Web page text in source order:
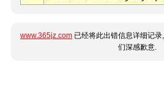
www.365jz.com 已经将此出错信息详细记
们深感歉意.